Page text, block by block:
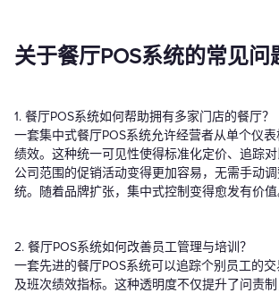
关于餐厅POS系统的常见问
1. 餐厅POS系统如何帮助拥有多家门店的餐厅？
一套集中式餐厅POS系统允许经营者从单个仪
绩效。这种统一可见性使得标准化定价、追踪
公司范围的促销活动变得更加容易，无需手动
统。随着品牌扩张，集中式控制变得愈发有价值
2. 餐厅POS系统如何改善员工管理与培训？
一套先进的餐厅POS系统可以追踪个别员工的
及班次绩效指标。这种透明度不仅提升了问责